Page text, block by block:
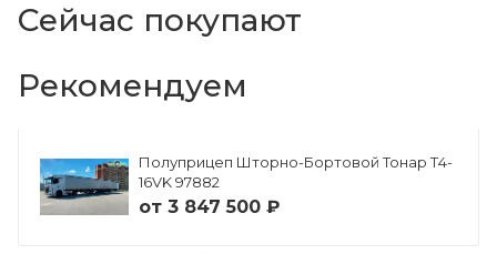
Сейчас покупают
Рекомендуем
Полуприцеп Шторно-Бортовой Тонар Т4-
16VK 97882
от 3 847 500 ₽